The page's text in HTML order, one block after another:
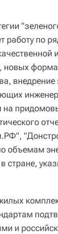
работу по
новых
внедрение
на
объемам
стране,
и